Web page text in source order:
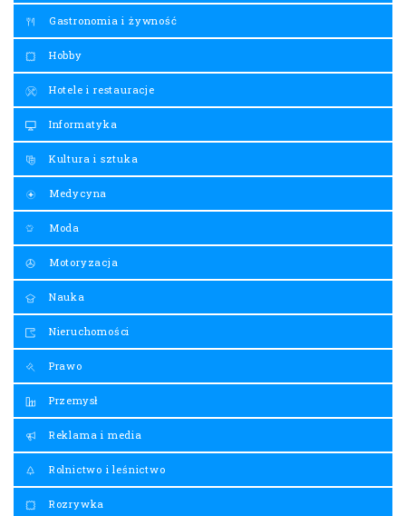
Gastronomia i żywność
Hobby
Hotele i restauracje
Informatyka
Kultura i sztuka
Medycyna
Moda
Motoryzacja
Nauka
Nieruchomości
Prawo
Przemysł
Reklama i media
Rolnictwo i leśnictwo
Rozrywka